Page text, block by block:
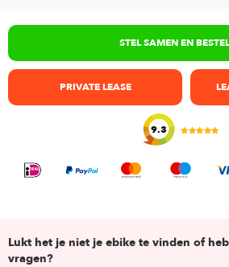
STEL SAMEN EN BESTEL
PRIVATE LEASE
9.3
Lukt het je niet je ebike te vinden of
vragen?